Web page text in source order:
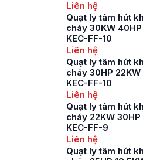
Liên hệ
Quạt ly tâm hút
cháy 30KW 40HP
KEC-FF-10
Liên hệ
Quạt ly tâm hút
cháy 30HP 22KW
KEC-FF-10
Liên hệ
Quạt ly tâm hút
cháy 22KW 30HP
KEC-FF-9
Liên hệ
Quạt ly tâm hút